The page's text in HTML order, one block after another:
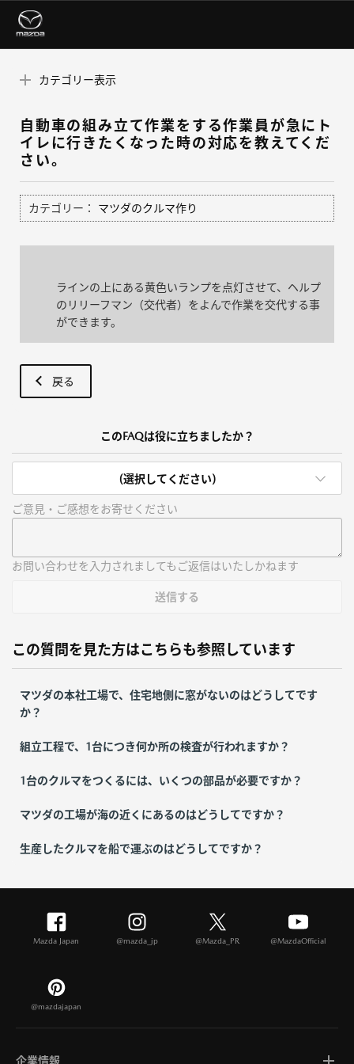
カテゴリー表示
自動車の組み立て作業をする作業員が急にト
イレに行きたくなった時の対応を教えてくだ
さい。
カテゴリー： マツダのクルマ作り
ラインの上にある黄色いランプを点灯させて、ヘルプ
のリリーフマン（交代者）をよんで作業を交代する事
ができます。
戻る
このFAQは役に立ちましたか？
(選択してください)
ご意見・ご感想をお寄せください
お問い合わせを入力されましてもご返信はいたしかねます
送信する
この質問を見た方はこちらも参照しています
マツダの本社工場で、住宅地側に窓がないのはどうしてです
か？
組立工程で、1台につき何か所の検査が行われますか？
1台のクルマをつくるには、いくつの部品が必要ですか？
マツダの工場が海の近くにあるのはどうしてですか？
生産したクルマを船で運ぶのはどうしてですか？
Mazda Japan @mazda_jp @Mazda_PR @MazdaOfficial
@mazdajapan
企業情報